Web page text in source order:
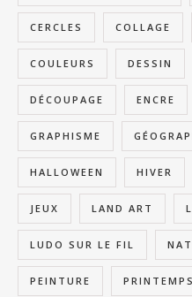
CERCLES COLLAGE
COULEURS DESSIN
DÉCOUPAGE ENCRE
GRAPHISME
HALLOWEEN HIVER
JEUX LAND ART
LUDO SUR LE FIL
PEINTURE PRINTEMPS